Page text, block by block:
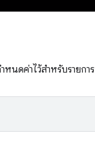
นดค่าไว้สำหรับรายการ